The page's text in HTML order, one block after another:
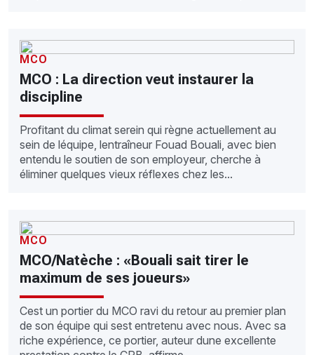
MCO
MCO : La direction veut instaurer la
discipline
Profitant du climat serein qui règne actuellement au
sein de léquipe, lentraîneur Fouad Bouali, avec bien
entendu le soutien de son employeur, cherche à
éliminer quelques vieux réflexes chez les...
MCO
MCO/Natèche : «Bouali sait tirer le
maximum de ses joueurs»
Cest un portier du MCO ravi du retour au premier plan
de son équipe qui sest entretenu avec nous. Avec sa
riche expérience, ce portier, auteur dune excellente